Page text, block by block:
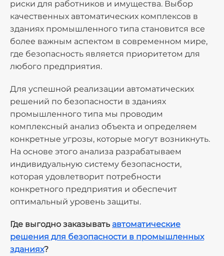
риски для работников и имущества. Выбор
качественных автоматических комплексов в
зданиях промышленного типа становится все
более важным аспектом в современном мире,
где безопасность является приоритетом для
любого предприятия.
Для успешной реализации автоматических
решений по безопасности в зданиях
промышленного типа мы проводим
комплексный анализ объекта и определяем
конкретные угрозы, которые могут возникнуть.
На основе этого анализа разрабатываем
индивидуальную систему безопасности,
которая удовлетворит потребности
конкретного предприятия и обеспечит
оптимальный уровень защиты.
Где выгодно заказывать автоматические
решения для безопасности в промышленных
зданиях?